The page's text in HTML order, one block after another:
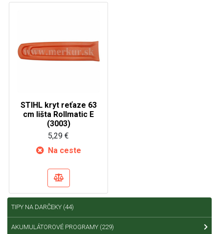
STIHL kryt reťaze 63
cm lišta Rollmatic E
(3003)
5,29 €
Na ceste
TIPY NA DARČEKY (44)
AKUMULÁTOROVÉ PROGRAMY (229)